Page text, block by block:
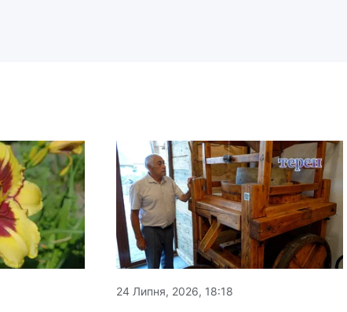
24 Липня, 2026, 18:18